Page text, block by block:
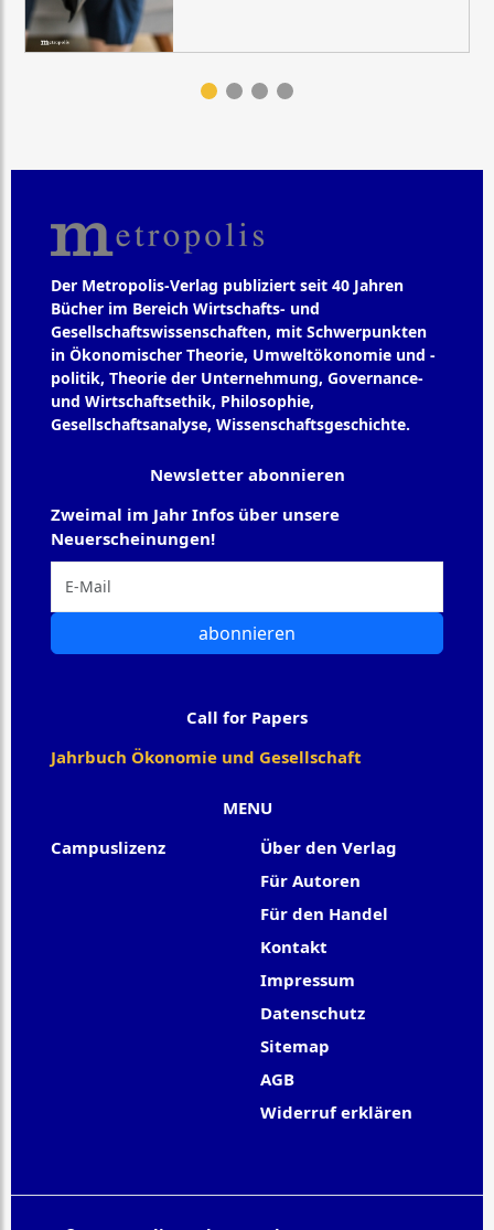
Der Metropolis-Verlag publiziert seit 40 Jahren
Bücher im Bereich Wirtschafts- und
Gesellschaftswissenschaften, mit Schwerpunkten
in Ökonomischer Theorie, Umweltökonomie und -
politik, Theorie der Unternehmung, Governance-
und Wirtschaftsethik, Philosophie,
Gesellschaftsanalyse, Wissenschaftsgeschichte.
MENU
Campuslizenz
Über den Verlag
Für Autoren
Für den Handel
Kontakt
Impressum
Datenschutz
Sitemap
AGB
Widerruf erklären
Newsletter abonnieren
Zweimal im Jahr Infos über unsere
Neuerscheinungen!
abonnieren
Call for Papers
Jahrbuch Ökonomie und Gesellschaft